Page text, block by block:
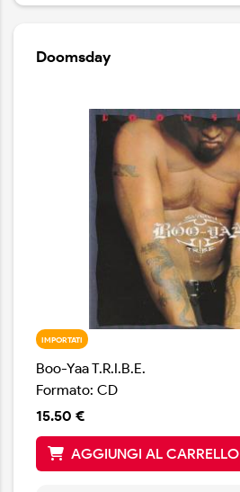
Doomsday
IMPORTATI
Boo-Yaa T.R.I.B.E.
Formato: CD
15.50 €
AGGIUNGI AL CARRELLO